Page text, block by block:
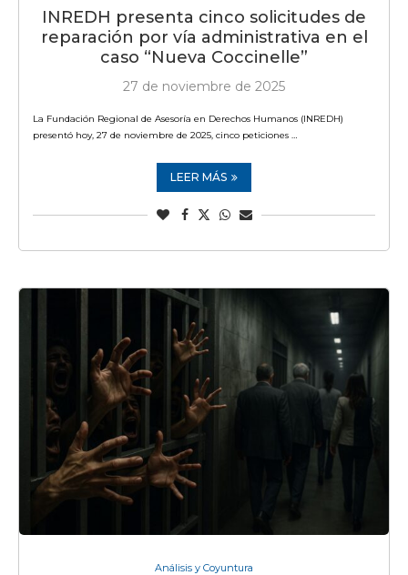
INREDH presenta cinco solicitudes de
reparación por vía administrativa en el
caso “Nueva Coccinelle”
27 de noviembre de 2025
La Fundación Regional de Asesoría en Derechos Humanos (INREDH)
presentó hoy, 27 de noviembre de 2025, cinco peticiones …
LEER MÁS
Análisis y Coyuntura